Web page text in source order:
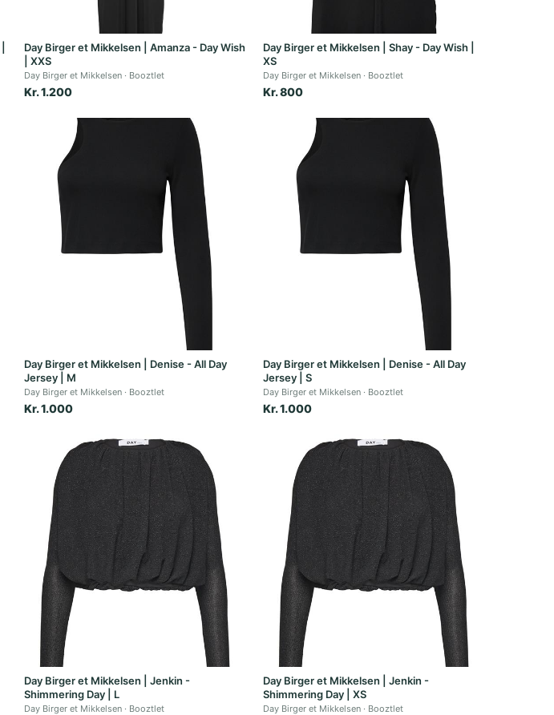
Day Birger et Mikkelsen | Amanza - Day Wish
| XXS
Day Birger et Mikkelsen Booztlet
Kr. 1.200
Day Birger et Mikkelsen | Shay - Day Wish |
XS
Day Birger et Mikkelsen Booztlet
Kr. 800
Day Birger et Mikkelsen | Denise - All Day
Jersey | M
Day Birger et Mikkelsen Booztlet
Kr. 1.000
Day Birger et Mikkelsen | Denise - All Day
Jersey | S
Day Birger et Mikkelsen Booztlet
Kr. 1.000
Day Birger et Mikkelsen | Jenkin -
Shimmering Day | L
Day Birger et Mikkelsen Booztlet
Day Birger et Mikkelsen | Jenkin -
Shimmering Day | XS
Day Birger et Mikkelsen Booztlet